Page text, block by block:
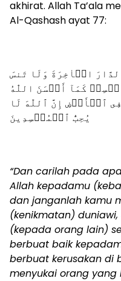
akhirat. Allah Ta’ala
Al-Qashash ayat 77:
الۡاٰخِرَةَ وَلَا تَنسَ
كَمَآ أَحۡسَنَ اللّٰهُ
ٱلۡأَرۡضِ إِنَّ ٱللّٰهَ لَا
يُحِبُّ ٱلۡمُفۡسِدِينَ
“Dan carilah pada
Allah kepadamu
dan janganlah kamu
(kenikmatan)
(kepada orang lain)
berbuat baik
berbuat kerusakan di
menyukai orang yang